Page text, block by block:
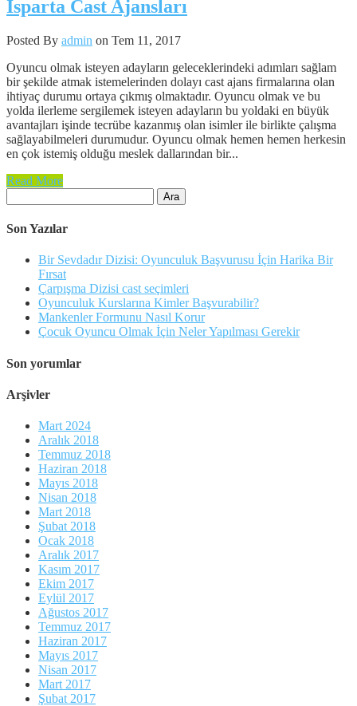
Isparta Cast Ajansları
Posted By admin on Tem 11, 2017
Oyuncu olmak isteyen adayların geleceklerindeki adımları sağlam
bir şekilde atmak istemelerinden dolayı cast ajans firmalarına olan
ihtiyaç durumu ortaya çıkmış olmaktadır. Oyuncu olmak ve bu
yolda ilerleme sergilemek isteyen adayların bu yoldaki en büyük
avantajları işinde tecrübe kazanmış olan isimler ile birlikte çalışma
sağlayabilmeleri durumudur. Oyuncu olmak hemen hemen herkesin
en çok istemiş olduğu meslek dallarından bir...
Read More
Son Yazılar
Bir Sevdadır Dizisi: Oyunculuk Başvurusu İçin Harika Bir
Fırsat
Çarpışma Dizisi cast seçimleri
Oyunculuk Kurslarına Kimler Başvurabilir?
Mankenler Formunu Nasıl Korur
Çocuk Oyuncu Olmak İçin Neler Yapılması Gerekir
Son yorumlar
Arşivler
Mart 2024
Aralık 2018
Temmuz 2018
Haziran 2018
Mayıs 2018
Nisan 2018
Mart 2018
Şubat 2018
Ocak 2018
Aralık 2017
Kasım 2017
Ekim 2017
Eylül 2017
Ağustos 2017
Temmuz 2017
Haziran 2017
Mayıs 2017
Nisan 2017
Mart 2017
Şubat 2017